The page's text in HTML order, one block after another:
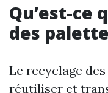
Qu’est-ce
des
Le recyclage
réutiliser et